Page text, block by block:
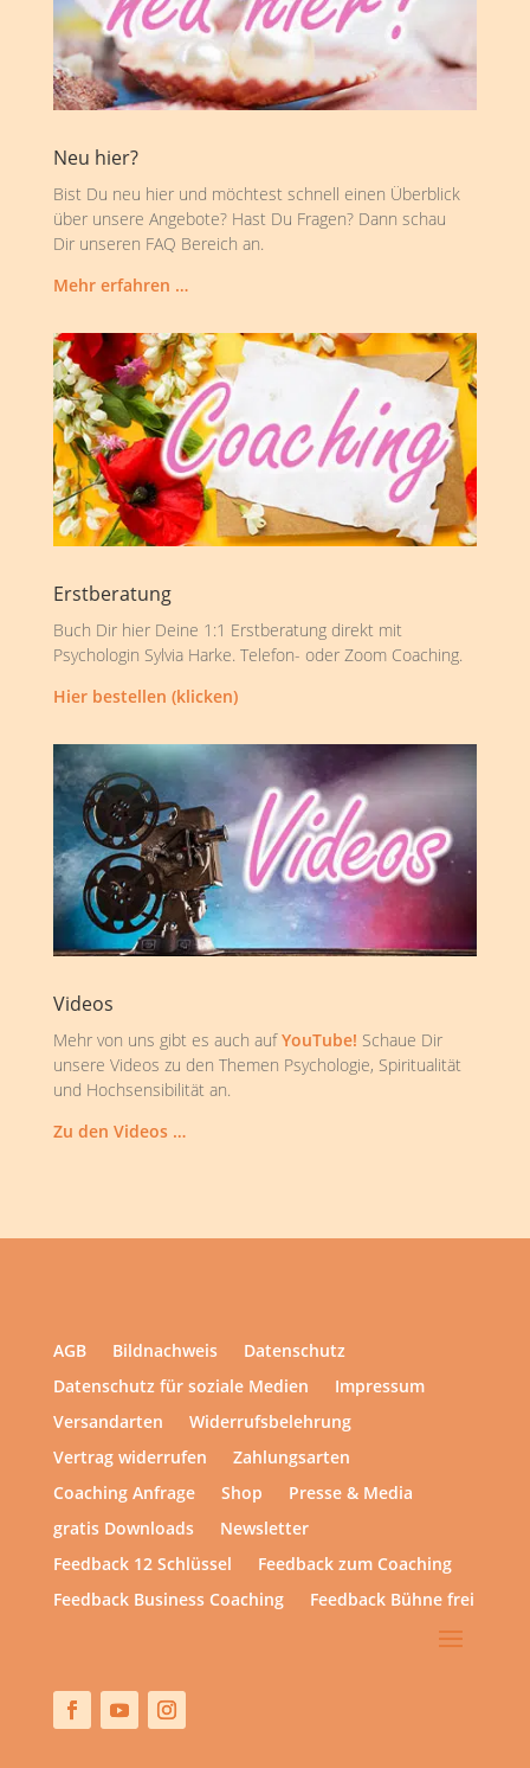
Neu hier?
Bist Du neu hier und möchtest schnell einen Überblick
über unsere Angebote? Hast Du Fragen? Dann schau
Dir unseren FAQ Bereich an.
Mehr erfahren …
Erstberatung
Buch Dir hier Deine 1:1 Erstberatung direkt mit
Psychologin Sylvia Harke. Telefon- oder Zoom Coaching.
Hier bestellen (klicken)
Videos
Mehr von uns gibt es auch aufYouTube! Schaue Dir
unsere Videos zu den Themen Psychologie, Spiritualität
und Hochsensibilität an.
Zu den Videos …
AGB Bildnachweis
Datenschutz
Datenschutz für soziale Medien
Impressum
Versandarten
Widerrufsbelehrung
Vertrag widerrufen
Zahlungsarten
Coaching Anfrage
Shop
Presse & Media
gratis Downloads
Newsletter
Feedback 12 Schlüssel
Feedback zum Coaching
Feedback Business Coaching
Feedback Bühne frei